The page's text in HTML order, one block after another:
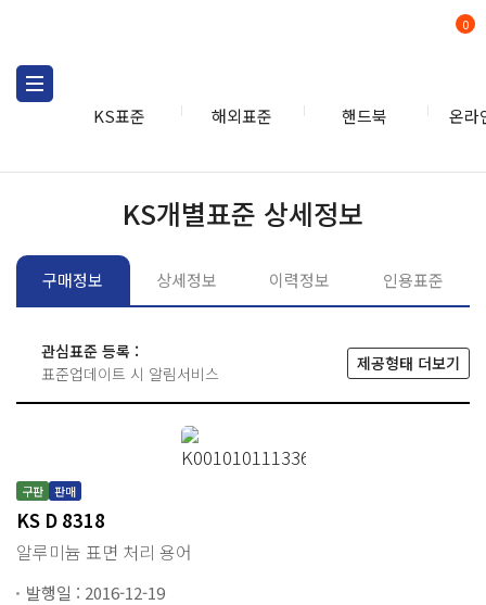
KS표준 해외표준 핸드북 온라
0
KS개별표준 상세정보
구매정보 상세정보 이력정보 인용표준
관심표준 등록 :
표준업데이트 시 알림서비스
제공형태 더보기
구판 판매
KS D 8318
알루미늄 표면 처리 용어
발행일 : 2016-12-19